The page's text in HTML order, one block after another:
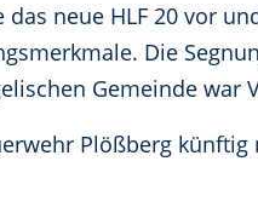
neue HLF 20 vor
Die
Gemeinde war
Plößberg